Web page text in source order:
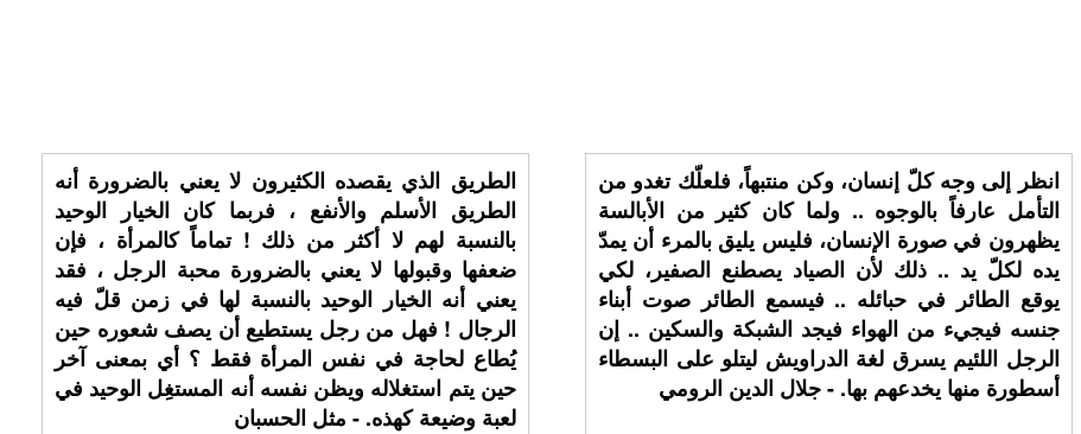
الطريق الذي يقصده الكثيرون لا يعني بالضرورة أنه
الطريق الأسلم والأنفع ، فربما كان الخيار الوحيد
بالنسبة لهم لا أكثر من ذلك ! تماماً كالمرأة ، فإن
ضعفها وقبولها لا يعني بالضرورة محبة الرجل ، فقد
يعني أنه الخيار الوحيد بالنسبة لها في زمن قلّ فيه
الرجال ! فهل من رجل يستطيع أن يصف شعوره حين
يُطاع لحاجة في نفس المرأة فقط ؟ أي بمعنى آخر
حين يتم استغلاله ويظن نفسه أنه المستغِل الوحيد في
لعبة وضيعة كهذه. - مثل الحسبان
انظر إلى وجه كلّ إنسان، وكن منتبهاً، فلعلّك تغدو من
التأمل عارفاً بالوجوه .. ولما كان كثير من الأبالسة
يظهرون في صورة الإنسان، فليس يليق بالمرء أن يمدّ
يده لكلّ يد .. ذلك لأن الصياد يصطنع الصفير، لكي
يوقع الطائر في حبائله .. فيسمع الطائر صوت أبناء
جنسه فيجيء من الهواء فيجد الشبكة والسكين .. إن
الرجل اللئيم يسرق لغة الدراويش ليتلو على البسطاء
أسطورة منها يخدعهم بها. - جلال الدين الرومي